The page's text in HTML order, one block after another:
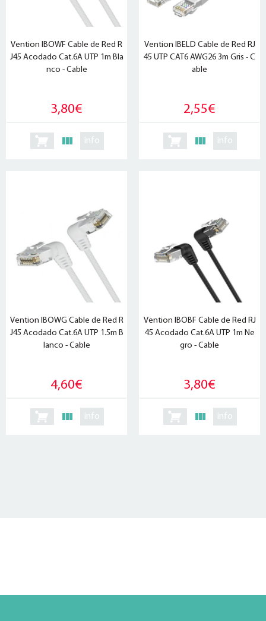
Vention IBOWF Cable de Red R
J45 Acodado Cat.6A UTP 1m Bla
nco - Cable
3,80€
info
Vention IBELD Cable de Red RJ
45 UTP CAT6 AWG26 3m Gris - C
able
2,55€
info
Vention IBOWG Cable de Red R
J45 Acodado Cat.6A UTP 1.5m B
lanco - Cable
4,60€
info
Vention IBOBF Cable de Red RJ
45 Acodado Cat.6A UTP 1m Ne
gro - Cable
3,80€
info